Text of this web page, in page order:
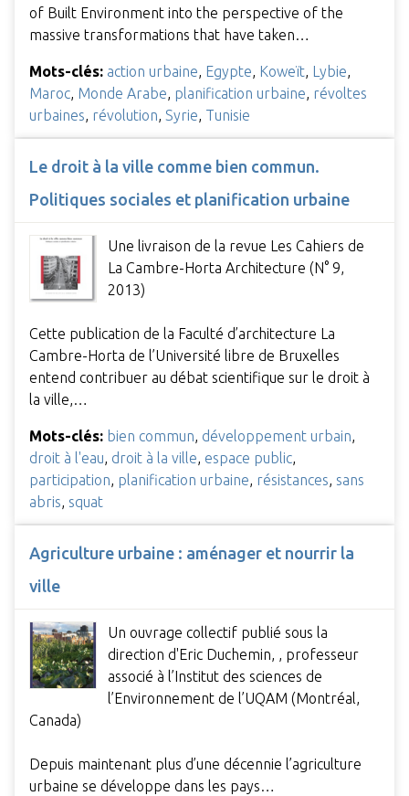
of Built Environment into the perspective of the
massive transformations that have taken…
Mots-clés: action urbaine, Egypte, Koweït, Lybie,
Maroc, Monde Arabe, planification urbaine, révoltes
urbaines, révolution, Syrie, Tunisie
Le droit à la ville comme bien commun.
Politiques sociales et planification urbaine
Une livraison de la revue Les Cahiers de
La Cambre-Horta Architecture (N° 9,
2013)
Cette publication de la Faculté d’architecture La
Cambre-Horta de l’Université libre de Bruxelles
entend contribuer au débat scientifique sur le droit à
la ville,…
Mots-clés: bien commun, développement urbain,
droit à l'eau, droit à la ville, espace public,
participation, planification urbaine, résistances, sans
abris, squat
Agriculture urbaine : aménager et nourrir la
ville
Un ouvrage collectif publié sous la
direction d'Eric Duchemin, , professeur
associé à l’Institut des sciences de
l’Environnement de l’UQAM (Montréal,
Canada)
Depuis maintenant plus d’une décennie l’agriculture
urbaine se développe dans les pays…